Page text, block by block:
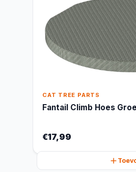
CAT TREE PARTS
Fantail Climb Hoes
€17,99